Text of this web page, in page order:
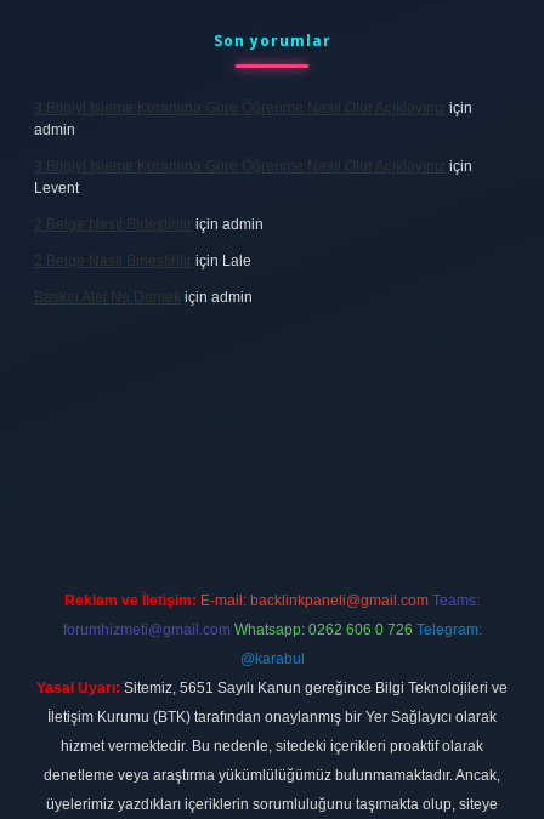
Son yorumlar
3 Bilgiyi Işleme Kuramına Göre Öğrenme Nasıl Olur Açıklayınız için
admin
3 Bilgiyi Işleme Kuramına Göre Öğrenme Nasıl Olur Açıklayınız için
Levent
2 Belge Nasıl Birleştirilir için admin
2 Belge Nasıl Birleştirilir için Lale
Baskın Alel Ne Demek için admin
Reklam ve İletişim: E-mail: backlinkpaneli@gmail.com Teams:
forumhizmeti@gmail.com Whatsapp: 0262 606 0 726 Telegram:
@karabul
Yasal Uyarı: Sitemiz, 5651 Sayılı Kanun gereğince Bilgi Teknolojileri ve
İletişim Kurumu (BTK) tarafından onaylanmış bir Yer Sağlayıcı olarak
hizmet vermektedir. Bu nedenle, sitedeki içerikleri proaktif olarak
denetleme veya araştırma yükümlülüğümüz bulunmamaktadır. Ancak,
üyelerimiz yazdıkları içeriklerin sorumluluğunu taşımakta olup, siteye